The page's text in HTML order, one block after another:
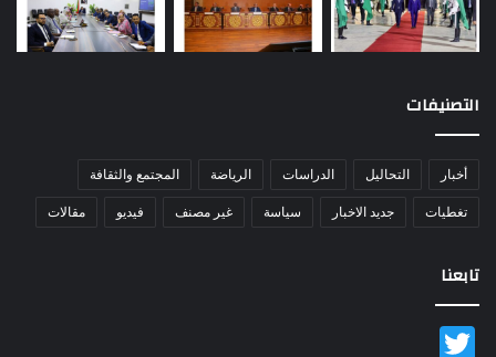
التصنيفات
أخبار التحاليل الدراسات الرياضة المجتمع والثقافة
تغطيات جديد الاخبار سياسة غير مصنف فيديو مقالات
تابعنا